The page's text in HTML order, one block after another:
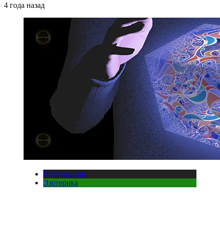
4 года назад
Публикации
Эзотерика